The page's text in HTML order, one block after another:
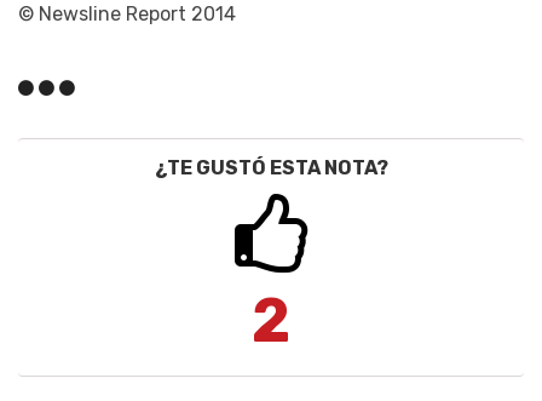
© Newsline Report 2014
¿TE GUSTÓ ESTA NOTA?
2